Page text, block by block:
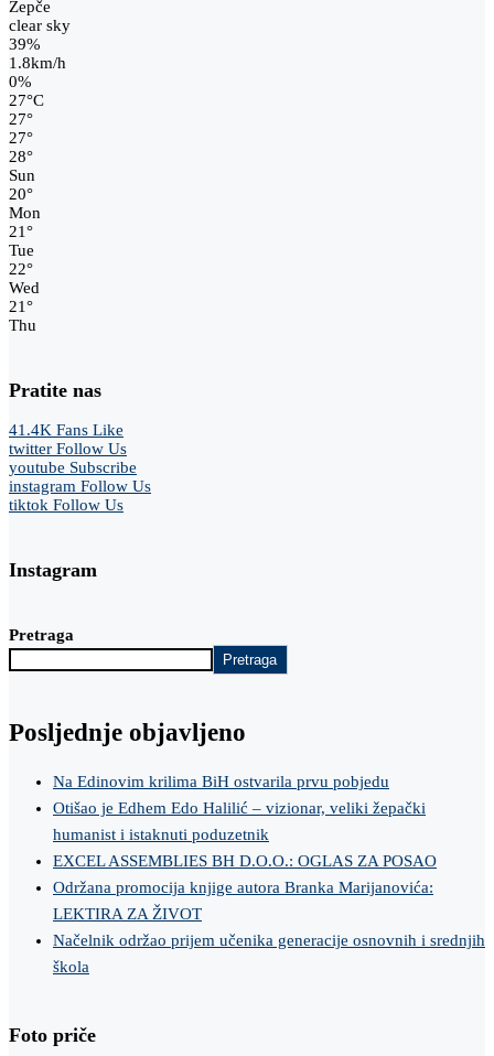
Žepče
clear sky
39%
1.8km/h
0%
27°C
27°
27°
28°
Sun
20°
Mon
21°
Tue
22°
Wed
21°
Thu
Pratite nas
41.4K Fans Like
twitter Follow Us
youtube Subscribe
instagram Follow Us
tiktok Follow Us
Instagram
Pretraga
Pretraga
Posljednje objavljeno
Na Edinovim krilima BiH ostvarila prvu pobjedu
Otišao je Edhem Edo Halilić – vizionar, veliki žepački
humanist i istaknuti poduzetnik
EXCEL ASSEMBLIES BH D.O.O.: OGLAS ZA POSAO
Održana promocija knjige autora Branka Marijanovića:
LEKTIRA ZA ŽIVOT
Načelnik održao prijem učenika generacije osnovnih i srednjih
škola
Foto priče